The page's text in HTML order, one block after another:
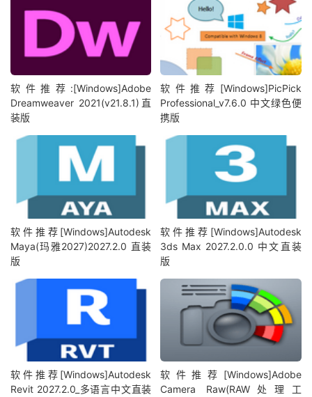
软件推荐:[Windows]Adobe
Dreamweaver 2021(v21.8.1)直
装版
软件推荐[Windows]PicPick
Professional_v7.6.0 中文绿色便
携版
软件推荐[Windows]Autodesk
Maya(玛雅2027)2027.2.0 直装
版
软件推荐[Windows]Autodesk
3ds Max 2027.2.0.0 中文直装
版
软件推荐[Windows]Autodesk
Revit 2027.2.0_多语言中文直装
软件推荐[Windows]Adobe
Camera Raw(RAW处理工